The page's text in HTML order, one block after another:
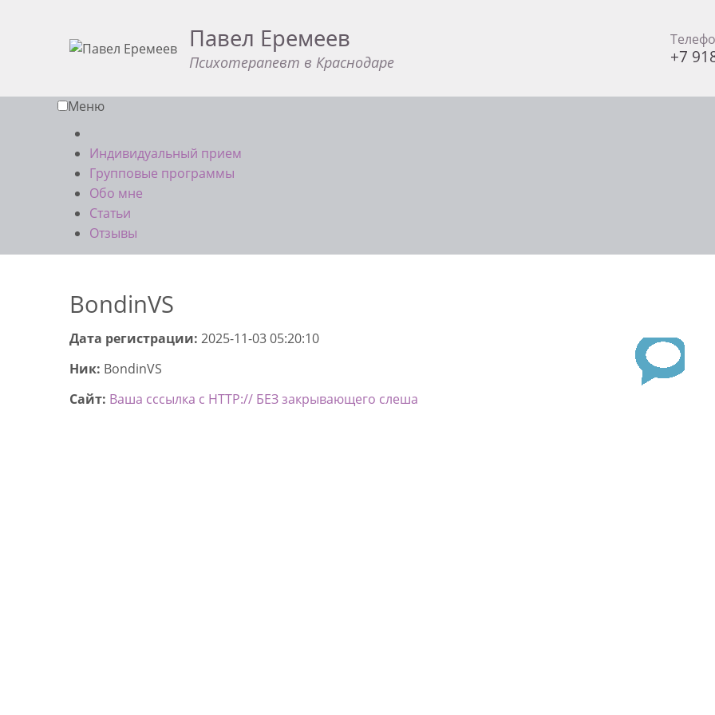
Павел Еремеев
Психотерапевт в Краснодаре +7
Меню
Индивидуальный прием
Групповые программы
Обо мне
Статьи
Отзывы
BondinVS
Дата регистрации: 2025-11-03 05:20:10
Ник: BondinVS
Сайт: Ваша сссылка с HTTP:// БЕЗ закрывающего слеша